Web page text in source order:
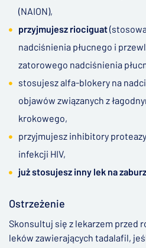
(NAION),
przyjmujesz riociguat
nadciśnienia płucnego i
zatorowego nadciśnienia
stosujesz alfa-blokery na
objawów związanych z
krokowego,
przyjmujesz inhibitory
infekcji HIV,
już stosujesz inny lek na
Ostrzeżenie
Skonsultuj się z lekarzem przed
leków zawierających tadalafil,